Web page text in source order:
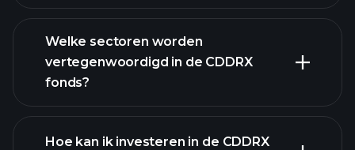
bezittingen
bezittingen
Welke sectoren worden
vertegenwoordigd in de CDDRX
fonds?
Hoe kan ik investeren in de CDDRX